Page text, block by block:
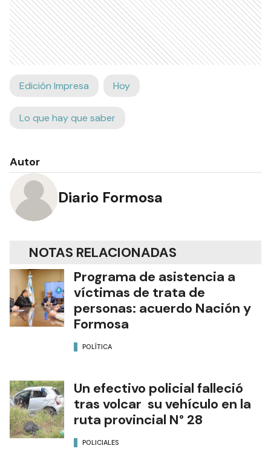
Edición Impresa Hoy
Lo que hay que saber
Autor
Diario Formosa
NOTAS RELACIONADAS
Programa de asistencia a
víctimas de trata de
personas: acuerdo Nación y
Formosa
POLÍTICA
Un efectivo policial falleció
tras volcar su vehículo en la
ruta provincial N° 28
POLICIALES